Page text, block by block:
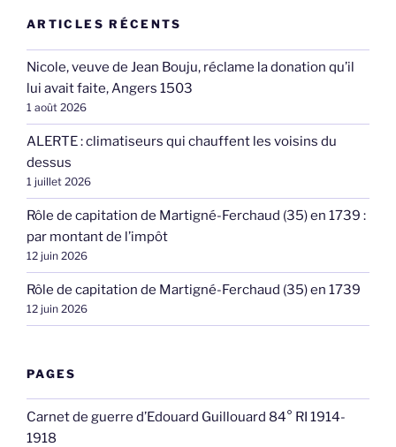
ARTICLES RÉCENTS
Nicole, veuve de Jean Bouju, réclame la donation qu’il
lui avait faite, Angers 1503
1 août 2026
ALERTE : climatiseurs qui chauffent les voisins du
dessus
1 juillet 2026
Rôle de capitation de Martigné-Ferchaud (35) en 1739 :
par montant de l’impôt
12 juin 2026
Rôle de capitation de Martigné-Ferchaud (35) en 1739
12 juin 2026
PAGES
Carnet de guerre d’Edouard Guillouard 84° RI 1914-
1918